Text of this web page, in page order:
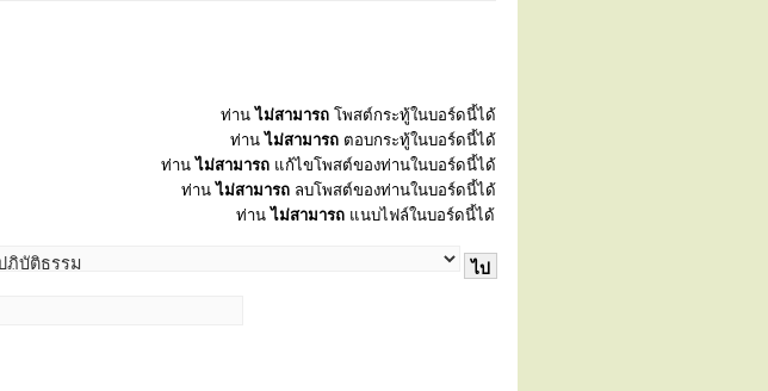
ท่านไม่สามารถ โพสต์กระทู้ในบอร์ดนี้ได้
ท่านไม่สามารถ ตอบกระทู้ในบอร์ดนี้ได้
ท่านไม่สามารถ แก้ไขโพสต์ของท่านในบอร์ดนี้ได้
ท่านไม่สามารถ ลบโพสต์ของท่านในบอร์ดนี้ได้
ท่านไม่สามารถ แนบไฟล์ในบอร์ดนี้ได้